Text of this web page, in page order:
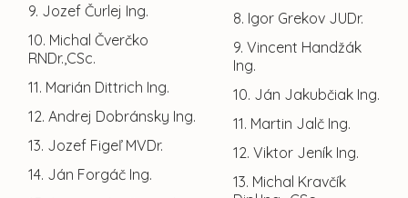
9. Jozef Čurlej Ing.
10. Michal Čverčko
RNDr.,CSc.
11. Marián Dittrich Ing.
12. Andrej Dobránsky Ing.
13. Jozef Figeľ MVDr.
14. Ján Forgáč Ing.
8. Igor Grekov JUDr.
9. Vincent Handžák
Ing.
10. Ján Jakubčiak Ing.
11. Martin Jalč Ing.
12. Viktor Jeník Ing.
13. Michal Kravčík